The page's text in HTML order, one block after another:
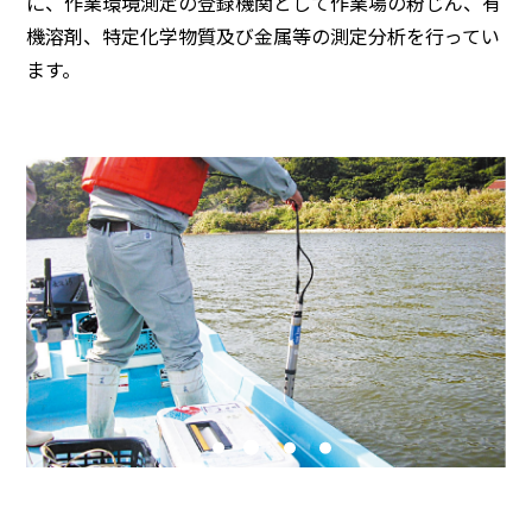
機溶剤、特定化学物質及び金属等の測定分析を行ってい
ます。